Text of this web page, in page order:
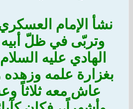
نشأ الإمام
وتربّى في ظلّ أبيه
الهادي عليه
بغزارة علمه
عاش معه ثلاثاً